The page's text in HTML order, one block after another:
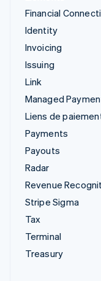
Financial
Identity
Invoicing
Issuing
Link
Managed
Liens de
Payments
Payouts
Radar
Revenue
Stripe Sigma
Tax
Terminal
Treasury